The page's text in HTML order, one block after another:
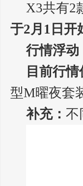
X3共有2
于2月1日开
行情浮动
目前行
型M曜夜套
补充： 不